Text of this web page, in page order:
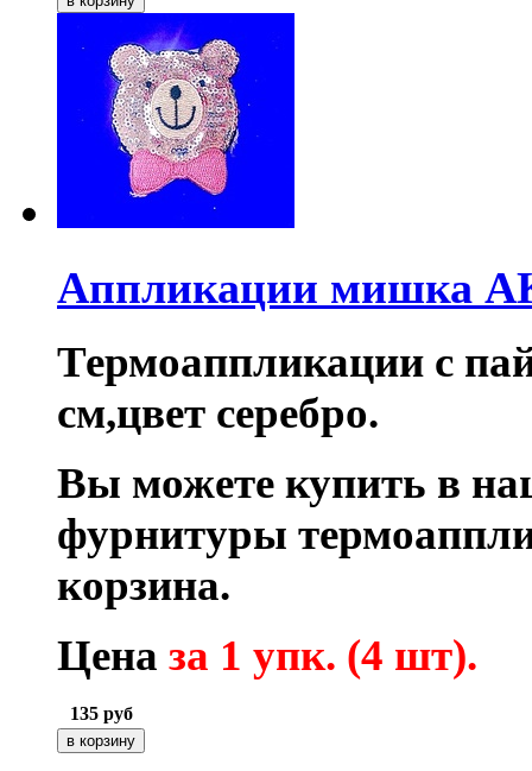
Аппликации мишка
Термоаппликации с
см,цвет серебро.
Вы можете купить в
фурнитуры
корзина.
Цена за 1 упк. (4 шт).
135 руб